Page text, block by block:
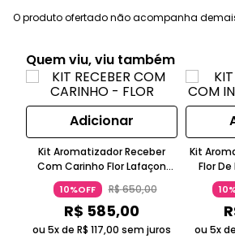
O produto ofertado não acompanha
Quem viu, viu também
Adicionar
Kit Aromatizador Receber
Com Carinho Flor Lafaçon
Tecido Off White
10%OFF R$650,00
R$ 585,00
ou 5x de R$ 117,00 sem juros
Kit
Flor
ou 5x de